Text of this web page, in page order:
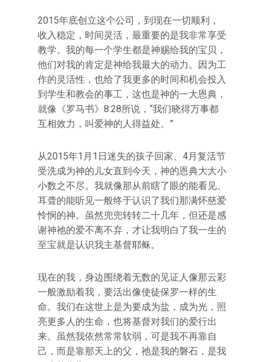
2015年底创立这个公司，到现在一切顺利，
收入稳定，时间灵活，最重要的是我非常享受
教学。我的每一个学生都是神赐给我的宝贝，
他们对我的肯定是神给我最大的动力。因为工
作的灵活性，也给了我更多的时间和机会投入
到学生和教会的事工，这也是神的一大恩典，
就像《罗马书》8:28所说，“我们晓得万事都
互相效力，叫爱神的人得益处。”
从2015年1月1日迷失的孩子回家、4月复活节
受洗成为神的儿女直到今天，神的恩典大大小
小数之不尽。我就像那从前瞎了眼的能看见、
耳聋的能听见一般终于认识了我们那满怀慈爱
怜悯的神。虽然兜兜转转二十几年，但还是感
谢神祂的爱不离不弃，才让我明白了我一生的
至宝就是认识我主基督耶稣。
现在的我，身边围绕着无数的见证人像那云彩
一般激励着我，要活出像使徒保罗一样的生
命。我们在这世上是为要成为盐，成为光，照
亮更多人的生命，也将基督对我们的爱行出
来。虽然我依然常常软弱，可是我不再靠自
己，而是靠那天上的父，祂是我的磐石，是我